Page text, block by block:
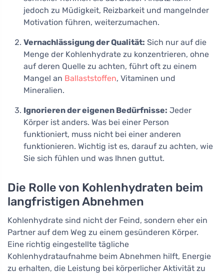
jedoch zu Müdigkeit, Reizbarkeit und mangelnder
Motivation führen, weiterzumachen.
Vernachlässigung der Qualität: Sich nur auf die
Menge der Kohlenhydrate zu konzentrieren, ohne
auf deren Quelle zu achten, führt oft zu einem
Mangel an Ballaststoffen, Vitaminen und
Mineralien.
Ignorieren der eigenen Bedürfnisse: Jeder
Körper ist anders. Was bei einer Person
funktioniert, muss nicht bei einer anderen
funktionieren. Wichtig ist es, darauf zu achten, wie
Sie sich fühlen und was Ihnen guttut.
Die Rolle von Kohlenhydraten beim
langfristigen Abnehmen
Kohlenhydrate sind nicht der Feind, sondern eher ein
Partner auf dem Weg zu einem gesünderen Körper.
Eine richtig eingestellte tägliche
Kohlenhydrataufnahme beim Abnehmen hilft, Energie
zu erhalten, die Leistung bei körperlicher Aktivität zu